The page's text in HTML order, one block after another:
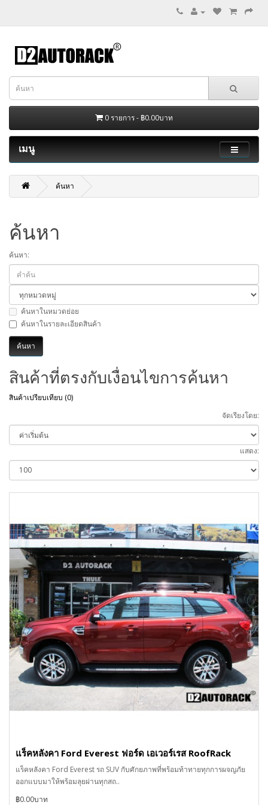
0 รายการ - ฿0.00บาท
เมนู
ค้นหา
ค้นหา
ค้นหา:
ค้นหาในหมวดย่อย
ค้นหาในรายละเอียดสินค้า
สินค้าที่ตรงกับเงื่อนไขการค้นหา
สินค้าเปรียบเทียบ (0)
จัดเรียงโดย:
แสดง:
แร็คหลังคา Ford Everest ฟอร์ด เอเวอร์เรส RoofRack
แร็คหลังคา Ford Everest รถ SUV กับศักยภาพที่พร้อมท้าทายทุกการผจญภัย
ออกแบบมาให้พร้อมลุยผ่านทุกสถ..
฿0.00บาท